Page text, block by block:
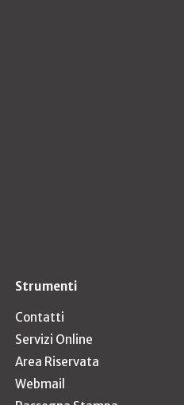
Strumenti
Contatti
Servizi Online
Area Riservata
Webmail